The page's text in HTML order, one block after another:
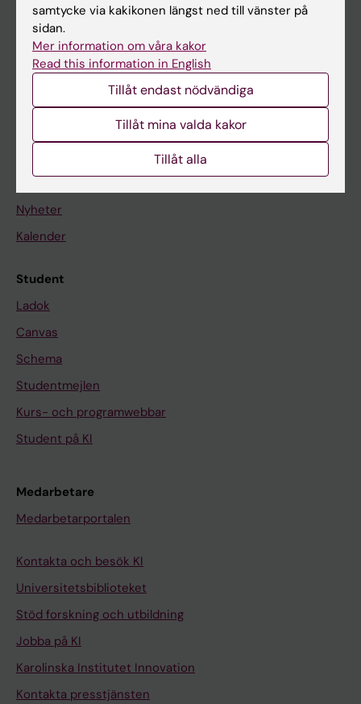
Huvudmeny
Utbildning
Forskarutbildning
Forskning
Nyheter
Kalender
Student
Ladok
Canvas
Schema
Studentmejlen
Kurs- och programwebbar
Student på KI
Medarbetare
Medarbetarportalen
Kontakta och besök KI
Universitetsbiblioteket
Stöd forskning och utbildning
Jobba på KI
Karolinska Institutet Innovation
Kontakta presstjänsten
samtycke via kakikonen längst ned till vänster på
sidan.
Mer information om våra kakor
Read this information in English
Tillåt endast nödvändiga
Tillåt mina valda kakor
Tillåt alla